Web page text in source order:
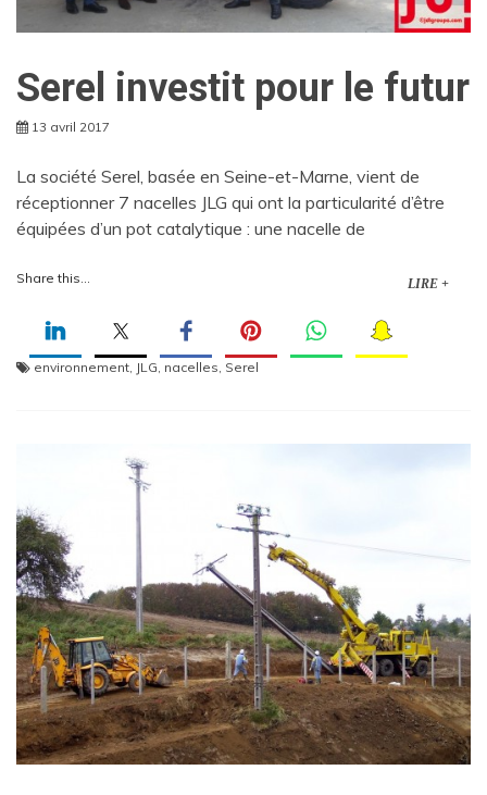
Serel investit pour le futur
13 avril 2017
La société Serel, basée en Seine-et-Marne, vient de
réceptionner 7 nacelles JLG qui ont la particularité d’être
équipées d’un pot catalytique : une nacelle de
Share this... LIRE +
environnement, JLG, nacelles, Serel